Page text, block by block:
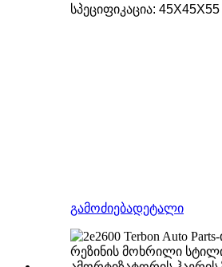
სპეციფიკაცია: 45X45X55
გამოძიებადეტალი